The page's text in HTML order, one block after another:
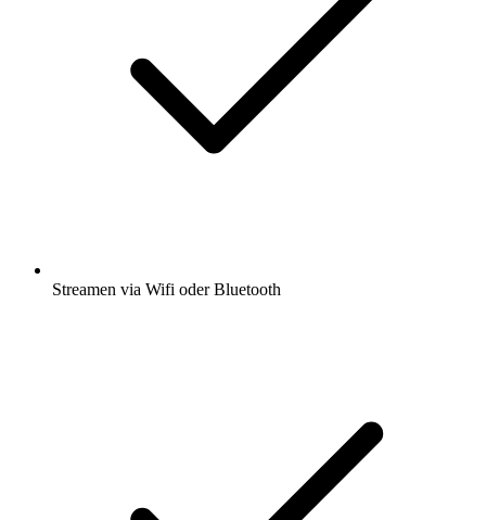
Streamen via Wifi oder Bluetooth